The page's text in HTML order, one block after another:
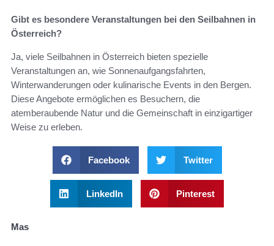
Gibt es besondere Veranstaltungen bei den Seilbahnen in
Österreich?
Ja, viele Seilbahnen in Österreich bieten spezielle
Veranstaltungen an, wie Sonnenaufgangsfahrten,
Winterwanderungen oder kulinarische Events in den Bergen.
Diese Angebote ermöglichen es Besuchern, die
atemberaubende Natur und die Gemeinschaft in einzigartiger
Weise zu erleben.
Facebook Twitter
LinkedIn Pinterest
Mas